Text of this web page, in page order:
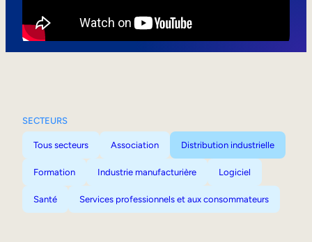
SECTEURS
Tous secteurs Association Distribution industrielle
Formation Industrie manufacturière Logiciel
Santé Services professionnels et aux consommateurs